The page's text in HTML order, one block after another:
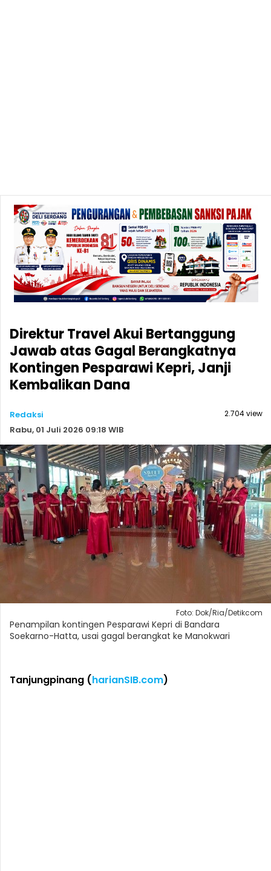
Direktur Travel Akui Bertanggung
Jawab atas Gagal Berangkatnya
Kontingen Pesparawi Kepri, Janji
Kembalikan Dana
Redaksi
Rabu, 01 Juli 2026 09:18 WIB
2.704 view
Foto: Dok/Ria/Detikcom
Penampilan kontingen Pesparawi Kepri di Bandara
Soekarno-Hatta, usai gagal berangkat ke Manokwari
Tanjungpinang (harianSIB.com)